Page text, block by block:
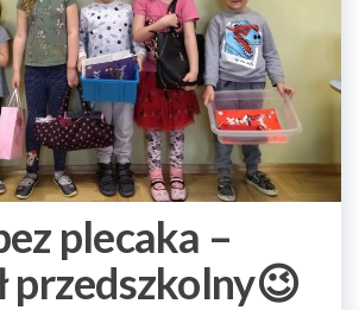
plecaka –
przedszkolny😉